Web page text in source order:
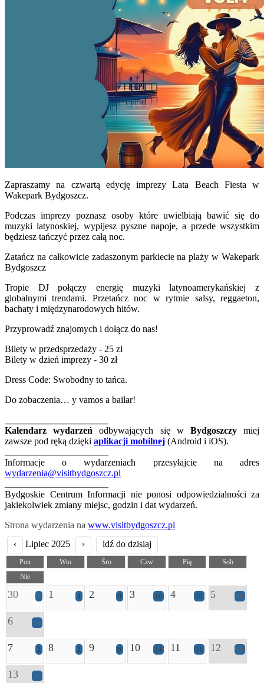
Zapraszamy na czwartą edycję imprezy Lata Beach Fiesta w
Wakepark Bydgoszcz.
Podczas imprezy poznasz osoby które uwielbiają bawić się do
muzyki latynoskiej, wypijesz pyszne napoje, a przede wszystkim
będziesz tańczyć przez całą noc.
Zatańcz na całkowicie zadaszonym parkiecie na plaży w Wakepark
Bydgoszcz
Tropie DJ połączy energię muzyki latynoamerykańskiej z
globalnymi trendami. Przetańcz noc w rytmie salsy, reggaeton,
bachaty i międzynarodowych hitów.
Przyprowadź znajomych i dołącz do nas!
Bilety w przedsprzedaży - 25 zł
Bilety w dzień imprezy - 30 zł
Dress Code: Swobodny to tańca.
Do zobaczenia… y vamos a bailar!
Kalendarz wydarzeń odbywających się w Bydgoszczymiej
zawsze pod ręką dzięki aplikacji mobilnej (Android i iOS).
Informacje o wydarzeniach przesyłajcie na adres
wydarzenia@visitbydgoszcz.pl
Bydgoskie Centrum Informacji nie ponosi odpowiedzialności za
jakiekolwiek zmiany miejsc, godzin i dat wydarzeń.
Strona wydarzenia na www.visitbydgoszcz.pl
‹
Lipiec 2025 › idź do dzisiaj
Pon Wto Śro Czw Pią
Sob
Nie
30 7 1 4 2 8 3 10 4 10 5 16
6 14
7 2 8 2 9 8 10 14 11 11 12 18
13 13